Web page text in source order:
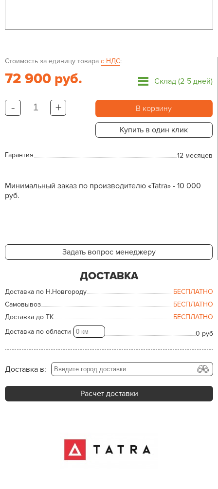
Стоимость за единицу товара с НДС:
72 900 руб. Склад (2-5 дней)
- + В корзину
Купить в один клик
Гарантия 12 месяцев
Минимальный заказ по производителю «Tatra» - 10 000
руб.
Задать вопрос менеджеру
ДОСТАВКА
Доставка по Н.Новгороду
БЕСПЛАТНО
Самовывоз
БЕСПЛАТНО
Доставка до ТК
БЕСПЛАТНО
Доставка по области
0 руб
Доставка в:
Расчет доставки